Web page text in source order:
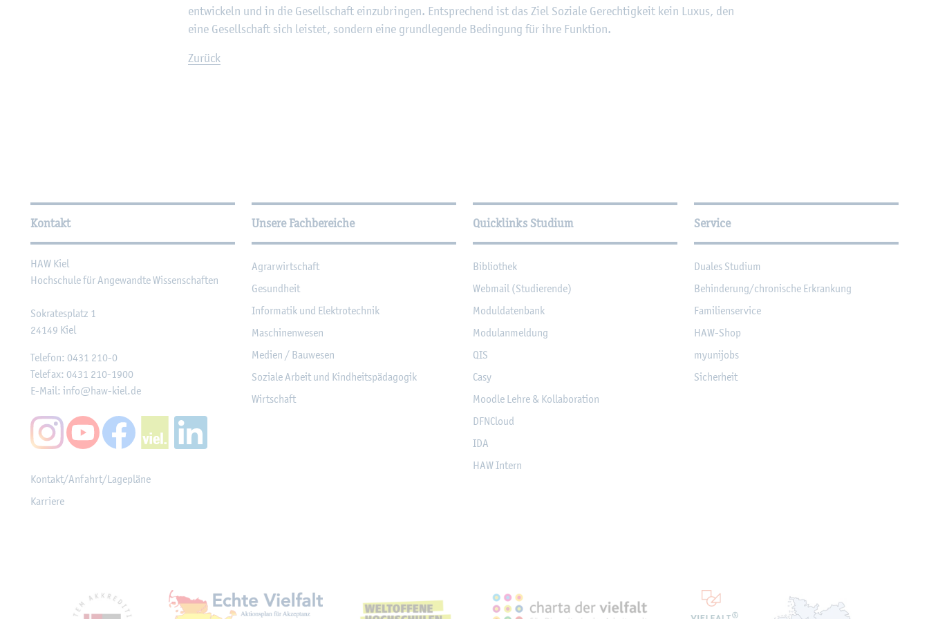
ent­wi­ckeln und in die Ge­sell­schaft ein­zu­brin­gen. Ent­spre­chend ist das Ziel So­zia­le Ge­rech­tig­keit kein Luxus, den
eine Ge­sell­schaft sich leis­tet, son­dern eine grund­le­gen­de Be­din­gung für ihre Funk­ti­on.
Zu­rück
Wei­ter­füh­ren­de In­for­ma­tio­nen
Kontakt
HAW Kiel
Hoch­schu­le für An­ge­wand­te Wis­sen­schaf­ten
So­kra­tes­platz 1
24149 Kiel
Te­le­fon: 0431 210-0
Te­le­fax: 0431 210-1900
E-Mail: info@​haw-​kiel.​de
Kon­takt/An­fahrt/La­ge­plä­ne
Kar­rie­re
Unsere Fachbereiche
Agrar­wirt­schaft
Ge­sund­heit
In­for­ma­tik und Elek­tro­tech­nik
Ma­schi­nen­we­sen
Me­di­en / Bau­we­sen
So­zia­le Ar­beit und Kind­heits­päd­ago­gik
Wirt­schaft
Quicklinks Studium
Bi­blio­thek
Web­mail (Stu­die­ren­de)
Mo­dul­da­ten­bank
Mo­du­l­an­mel­dung
QIS
Casy
Mood­le Lehre & Kol­la­bo­ra­ti­on
DF­NCloud
IDA
HAW In­tern
Service
Dua­les Stu­di­um
Be­hin­de­rung/chro­ni­sche Er­kran­kung
Fa­mi­li­en­ser­vice
HAW-Shop
myu­ni­jobs
Si­cher­heit
Mit­glied­schaf­ten, Aus­zeich­nun­gen, Part­ner­schaf­ten